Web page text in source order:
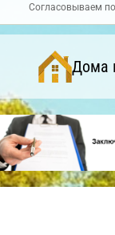
Согласовываем
Дома